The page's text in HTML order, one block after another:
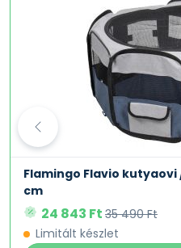
Flamingo Flavio
cm
24 843 Ft 35 490 Ft
Limitált készlet